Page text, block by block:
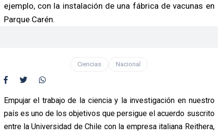
ejemplo, con la instalación de una fábrica de vacunas en
Parque Carén.
Ciencias Nacional
Empujar el trabajo de la ciencia y la investigación en nuestro
país es uno de los objetivos que persigue el acuerdo suscrito
entre la Universidad de Chile con la empresa italiana Reithera,